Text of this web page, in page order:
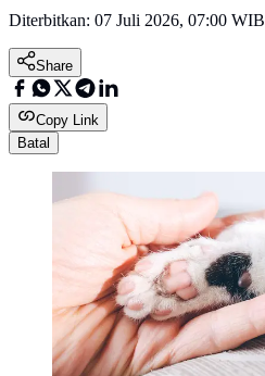
Diterbitkan: 07 Juli 2026, 07:00 WIB
Share
Copy Link
Batal